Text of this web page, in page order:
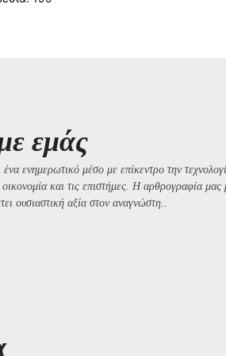
εμάς
ενημερωτικό μέσο με επίκεντρο την
και τις επιστήμες. Η αρθρογραφία
ουσιαστική αξία στον αναγνώστη..